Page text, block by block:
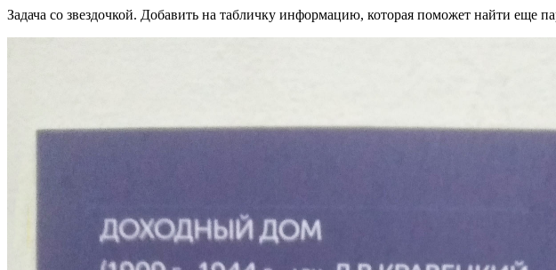
Задача со звездочкой. Добавить на табличку информацию, которая поможет найти еще